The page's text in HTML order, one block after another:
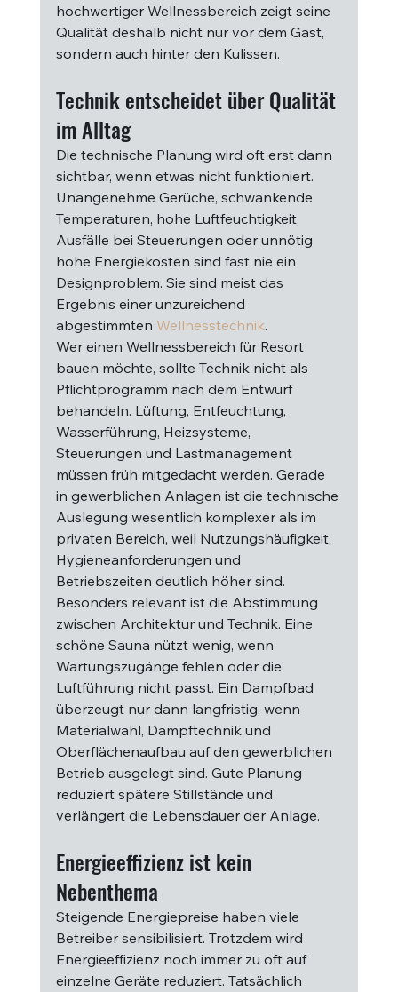
hochwertiger Wellnessbereich zeigt seine
Qualität deshalb nicht nur vor dem Gast,
sondern auch hinter den Kulissen.
Technik entscheidet über Qualität
im Alltag
Die technische Planung wird oft erst dann
sichtbar, wenn etwas nicht funktioniert.
Unangenehme Gerüche, schwankende
Temperaturen, hohe Luftfeuchtigkeit,
Ausfälle bei Steuerungen oder unnötig
hohe Energiekosten sind fast nie ein
Designproblem. Sie sind meist das
Ergebnis einer unzureichend
abgestimmten Wellnesstechnik.
Wer einen Wellnessbereich für Resort
bauen möchte, sollte Technik nicht als
Pflichtprogramm nach dem Entwurf
behandeln. Lüftung, Entfeuchtung,
Wasserführung, Heizsysteme,
Steuerungen und Lastmanagement
müssen früh mitgedacht werden. Gerade
in gewerblichen Anlagen ist die technische
Auslegung wesentlich komplexer als im
privaten Bereich, weil Nutzungshäufigkeit,
Hygieneanforderungen und
Betriebszeiten deutlich höher sind.
Besonders relevant ist die Abstimmung
zwischen Architektur und Technik. Eine
schöne Sauna nützt wenig, wenn
Wartungszugänge fehlen oder die
Luftführung nicht passt. Ein Dampfbad
überzeugt nur dann langfristig, wenn
Materialwahl, Dampftechnik und
Oberflächenaufbau auf den gewerblichen
Betrieb ausgelegt sind. Gute Planung
reduziert spätere Stillstände und
verlängert die Lebensdauer der Anlage.
Energieeffizienz ist kein
Nebenthema
Steigende Energiepreise haben viele
Betreiber sensibilisiert. Trotzdem wird
Energieeffizienz noch immer zu oft auf
einzelne Geräte reduziert. Tatsächlich